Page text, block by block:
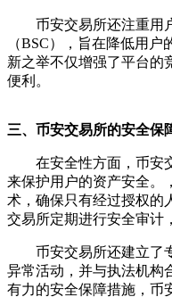
币安交易所还注重用
（BSC），旨在降低用
新之举不仅增强了平台的
便利。
三、币安交易所的安全保
在安全性方面，币安
来保护用户的资产安全。
术，确保只有经过授权的
交易所定期进行安全审计
币安交易所还建立了
异常活动，并与执法机构
有力的安全保障措施，币